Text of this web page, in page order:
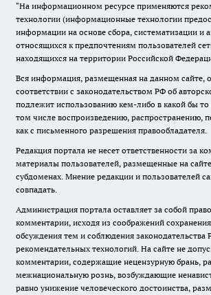
"На информационном ресурсе применяются
технологии (информационные технологии
информации на основе сбора, систематизации и
относящихся к предпочтениям пользователей
находящихся на территории Российской
Вся информация, размещенная на данном сайте,
соответствии с законодательством РФ об
подлежит использованию кем-либо в какой бы
том числе воспроизведению, распространению,
как с письменного разрешения правообладателя.
Редакция портала не несет ответственности за
материалы пользователей, размещенные на
субдоменах. Мнение редакции и пользователей
совпадать.
Администрация портала оставляет за собой
комментарии, исходя из соображений
обсуждения тем и соблюдения законодательства
рекомендательных технологий. На сайте не
комментарии, содержащие нецензурную брань,
межнациональную рознь, возбуждающие
равно унижение человеческого достоинства,